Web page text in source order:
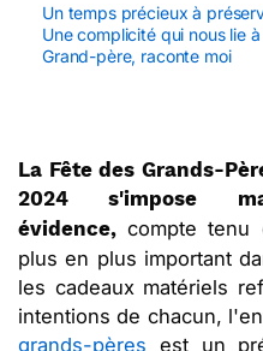
Un temps précieux à
Une complicité qui nous lie
Grand-père, raconte moi
La Fête des Grands-
2024 s'impose
évidence,compte tenu
plus en plus important
les cadeaux matériels
intentions de chacun,
grands-pères est un